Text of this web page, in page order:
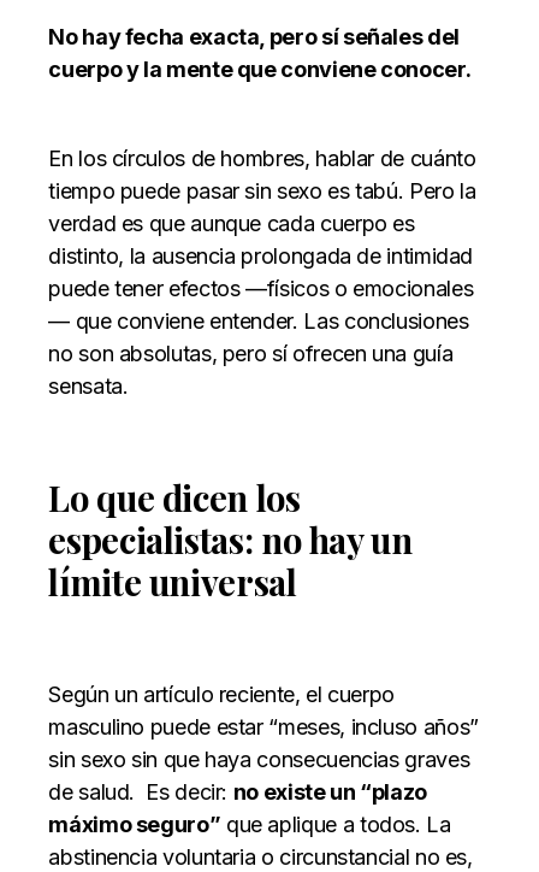
No hay fecha exacta, pero sí señales del
cuerpo y la mente que conviene conocer.
En los círculos de hombres, hablar de cuánto
tiempo puede pasar sin sexo es tabú. Pero la
verdad es que aunque cada cuerpo es
distinto, la ausencia prolongada de intimidad
puede tener efectos —físicos o emocionales
— que conviene entender. Las conclusiones
no son absolutas, pero sí ofrecen una guía
sensata.
Lo que dicen los
especialistas: no hay un
límite universal
Según un artículo reciente, el cuerpo
masculino puede estar “meses, incluso años”
sin sexo sin que haya consecuencias graves
de salud.
Es decir: no existe un “plazo
máximo seguro” que aplique a todos. La
abstinencia voluntaria o circunstancial no es,